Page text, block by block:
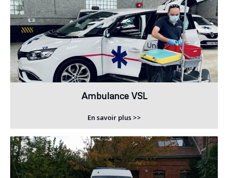
Ambulance VSL
En savoir plus >>